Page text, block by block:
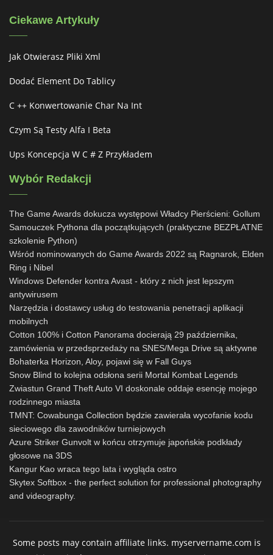
Ciekawe Artykuły
Jak Otwierasz Pliki Xml
Dodać Element Do Tablicy
C ++ Konwertowanie Char Na Int
Czym Są Testy Alfa I Beta
Ups Koncepcja W C # Z Przykładem
Wybór Redakcji
The Game Awards dokucza występowi Władcy Pierścieni: Gollum
Samouczek Pythona dla początkujących (praktyczne BEZPŁATNE
szkolenie Python)
Wśród nominowanych do Game Awards 2022 są Ragnarok, Elden
Ring i Nibel
Windows Defender kontra Avast - który z nich jest lepszym
antywirusem
Narzędzia i dostawcy usług do testowania penetracji aplikacji
mobilnych
Cotton 100% i Cotton Panorama docierają 29 października,
zamówienia w przedsprzedaży na SNES/Mega Drive są aktywne
Bohaterka Horizon, Aloy, pojawi się w Fall Guys
Snow Blind to kolejna odsłona serii Mortal Kombat Legends
Zwiastun Grand Theft Auto VI doskonale oddaje esencję mojego
rodzinnego miasta
TMNT: Cowabunga Collection będzie zawierała wycofanie kodu
sieciowego dla zawodników turniejowych
Azure Striker Gunvolt w końcu otrzymuje japońskie podkłady
głosowe na 3DS
Kangur Kao wraca tego lata i wygląda ostro
Skytex Softbox - the perfect solution for professional photography
and videography.
Some posts may contain affiliate links. myservername.com is